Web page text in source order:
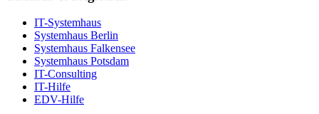
IT-Systemhaus
Systemhaus Berlin
Systemhaus Falkensee
Systemhaus Potsdam
IT-Consulting
IT-Hilfe
EDV-Hilfe